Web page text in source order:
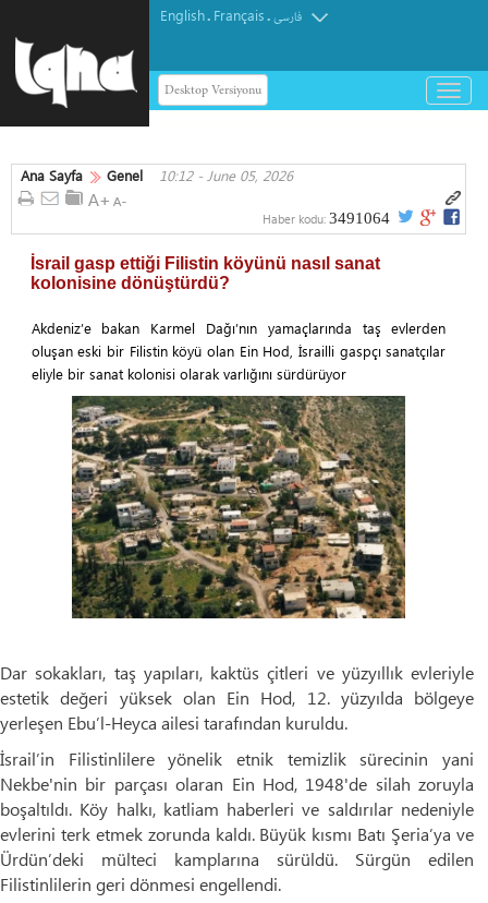
English. Français.فارسی
Desktop Versiyonu
باز
و
کردن
Ana Sayfa Genel 10:12 - June 05, 2026
Haber kodu: 3491064
İsrail gasp ettiği Filistin köyünü nasıl sanat
kolonisine dönüştürdü?
Akdeniz’e bakan Karmel Dağı’nın yamaçlarında taş evlerden
oluşan eski bir Filistin köyü olan Ein Hod, İsrailli gaspçı sanatçılar
eliyle bir sanat kolonisi olarak varlığını sürdürüyor
Dar sokakları, taş yapıları, kaktüs çitleri ve yüzyıllık evleriyle
estetik değeri yüksek olan Ein Hod, 12. yüzyılda bölgeye
yerleşen Ebu’l-Heyca ailesi tarafından kuruldu.
İsrail’in Filistinlilere yönelik etnik temizlik sürecinin yani
Nekbe'nin bir parçası olaran Ein Hod, 1948'de silah zoruyla
boşaltıldı. Köy halkı, katliam haberleri ve saldırılar nedeniyle
evlerini terk etmek zorunda kaldı. Büyük kısmı Batı Şeria’ya ve
Ürdün’deki mülteci kamplarına sürüldü. Sürgün edilen
Filistinlilerin geri dönmesi engellendi.